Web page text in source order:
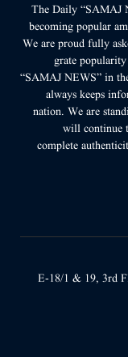
The Daily “SAMAJ
becoming popular
We are proud fully
grate
“SAMAJ NEWS” in
always keeps
nation. We are
will continue
complete
E-18/1 & 19, 3rd